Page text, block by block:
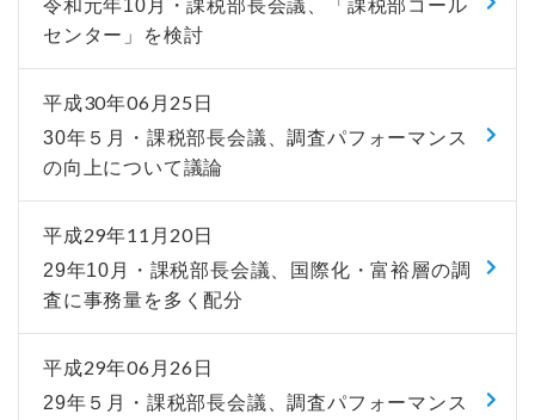
令和元年10月・課税部長会議、「課税部コール
センター」を検討
平成30年06月25日
30年５月・課税部長会議、調査パフォーマンス
の向上について議論
平成29年11月20日
29年10月・課税部長会議、国際化・富裕層の調
査に事務量を多く配分
平成29年06月26日
29年５月・課税部長会議、調査パフォーマンス